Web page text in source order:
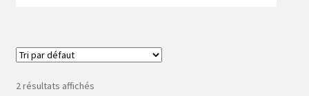
2 résultats affichés